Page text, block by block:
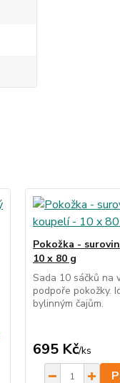
Pokožka -
10 x 80 g
Sada 10 sáčků na
podpoře pokožky.
bylinným čajům.
695 Kč/ks